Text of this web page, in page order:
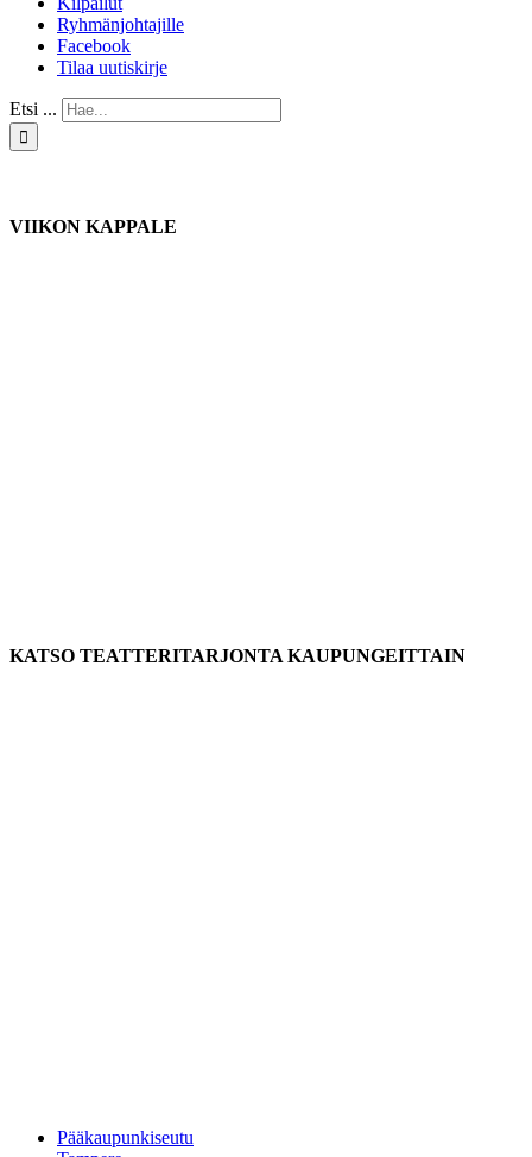
Ryhmänjohtajille
Facebook
Tilaa uutiskirje
Etsi ...
VIIKON KAPPALE
KATSO TEATTERITARJONTA KAUPUNGEITTAIN
Pääkaupunkiseutu